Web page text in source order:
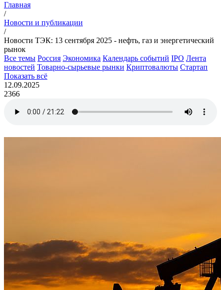
Главная
/
Новости и публикации
/
Новости ТЭК: 13 сентября 2025 - нефть, газ и энергетический
рынок
Все темы Россия Экономика Календарь событий IPO Лента
новостей Товарно-сырьевые рынки Криптовалюты Стартап
Показать всё
12.09.2025
2366